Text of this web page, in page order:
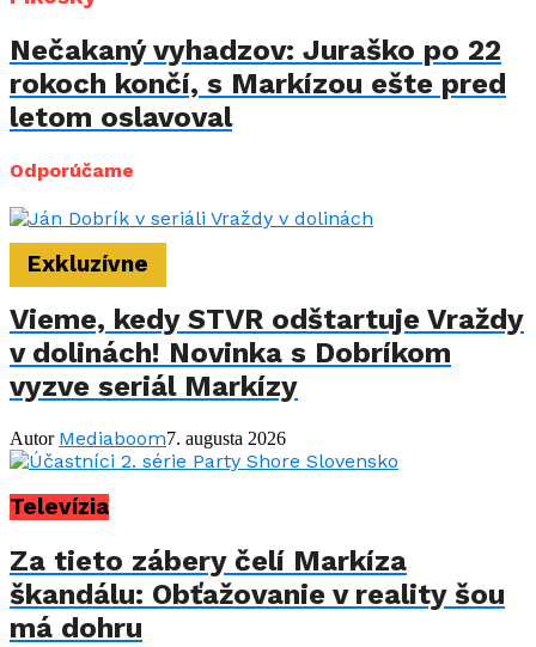
Nečakaný vyhadzov: Juraško po 22
rokoch končí, s Markízou ešte pred
letom oslavoval
Odporúčame
Exkluzívne
Vieme, kedy STVR odštartuje Vraždy
v dolinách! Novinka s Dobríkom
vyzve seriál Markízy
Autor Mediaboom7. augusta 2026
Televízia
Za tieto zábery čelí Markíza
škandálu: Obťažovanie v reality šou
má dohru